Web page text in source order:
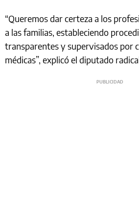
“Queremos dar certeza a los
a las familias, estableciendo
transparentes y supervisados por
médicas”, explicó el diputado